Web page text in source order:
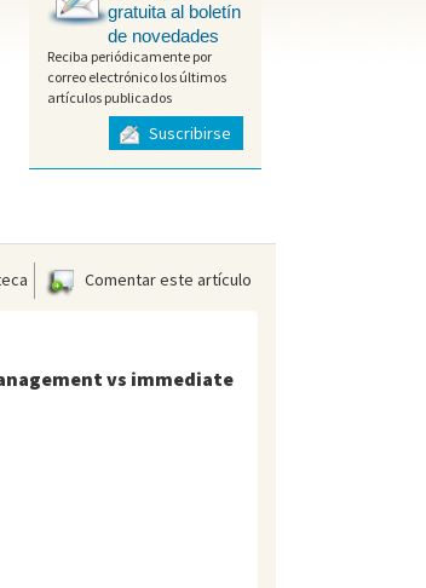
gratuita al boletín
de novedades
Reciba periódicamente por
correo electrónico los últimos
artículos publicados
Suscribirse
Comentar este artículo
vs immediate